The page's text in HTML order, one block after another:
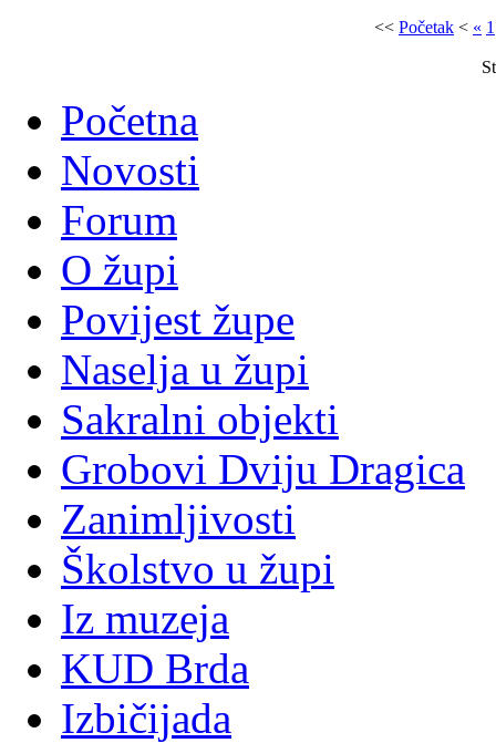
<< Početak < « 1
Početna
Novosti
Forum
O župi
Povijest župe
Naselja u župi
Sakralni objekti
Grobovi Dviju Dragica
Zanimljivosti
Školstvo u župi
Iz muzeja
KUD Brda
Izbičijada